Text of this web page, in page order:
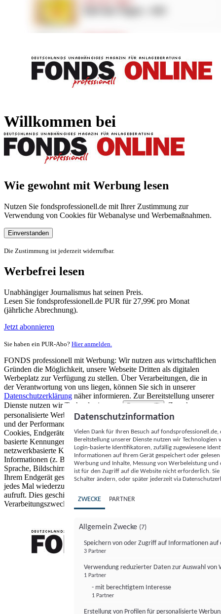
Willkommen bei
Wie gewohnt mit Werbung lesen
Nutzen Sie fondsprofessionell.de mit Ihrer Zustimmung zur
Verwendung von Cookies für Webanalyse und Werbemaßnahmen.
Einverstanden
Die Zustimmung ist jederzeit widerrufbar.
Werbefrei lesen
Unabhängiger Journalismus hat seinen Preis.
Lesen Sie fondsprofessionell.de PUR für 27,99€ pro Monat
(jährliche Abrechnung).
Jetzt abonnieren
Sie haben ein PUR-Abo? Hier anmelden.
FONDS professionell mit Werbung: Wir nutzen aus wirtschaftlichen
Gründen die Möglichkeit, unsere Webseite Dritten als digitalen
Werbeplatz zur Verfügung zu stellen. Über Verarbeitungen, die in
der Verantwortung von uns liegen, können Sie sich in unserer
Datenschutzerklärung näher informieren. Zur Bereitstellung unserer
Dienste nutzen wir Technologien von
Partnern (5)
. Zwecke:
personalisierte Werbung und Inhalte, Messung von Werbeleistung
und der Performance von Inhalten sowie Zielgruppenforschung.
Cookies, Endgeräte- oder ähnliche Online-Kennungen (z. B. login-
basierte Kennungen, zufällig generierte Kennungen,
netzwerkbasierte Kennungen) können zusammen mit anderen
Informationen (z. B. Browsertyp und Browserinformationen,
Sprache, Bildschirmgröße, unterstützte Technologien usw.) auf
Ihrem Endgerät gespeichert oder von dort ausgelesen werden, um es
jedes Mal wiederzuerkennen, wenn es eine App oder einer Webseite
aufruft. Dies geschieht für einen oder mehrere der hier aufgeführten
Verarbeitungszwecke.
Datenschutzinformation
Vielen Dank für Ihren Besuch auf
Bereitstellung unserer Dienste nutzen wir Technologien
Login-basierte Identifikatoren, zufällig zugewiesene
Informationen auf Ihrem Gerät gespeichert oder
Werbung und Inhalte, Messung von Werbeleistung
ist für den Zugriff auf die Website nicht erforderlich.
Schalter ändern, oder später jederzeit via
ZWECKE PARTNER
Allgemein Zwecke (7)
Speichern von oder Zugriff auf Informationen auf
3 Partner
Verwendung reduzierter Daten zur Auswahl von
1 Partner
- mit berechtigtem Interesse
1 Partner
Erstellung von Profilen für personalisierte
FONDS professionell